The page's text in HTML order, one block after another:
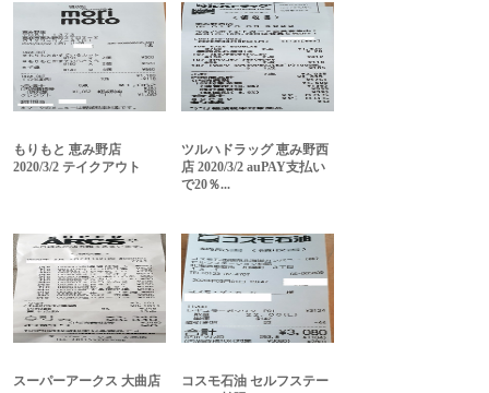
もりもと 恵み野店
2020/3/2 テイクアウト
ツルハドラッグ 恵み野西
店 2020/3/2 auPAY支払い
で20％...
スーパーアークス 大曲店
コスモ石油 セルフステー